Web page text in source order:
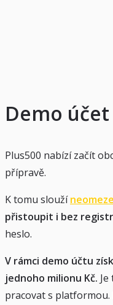
Demo účet
Plus500 nabízí začít
přípravě.
K tomu slouží
přistoupit i bez
heslo.
V rámci demo účtu
jednoho milionu Kč.
pracovat s platformou.